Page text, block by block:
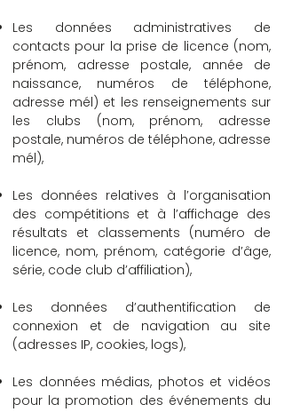
Les données administratives de
contacts pour la prise de licence (nom,
prénom, adresse postale, année de
naissance, numéros de téléphone,
adresse mél) et les renseignements sur
les clubs (nom, prénom, adresse
postale, numéros de téléphone, adresse
mél),
Les données relatives à l’organisation
des compétitions et à l’affichage des
résultats et classements (numéro de
licence, nom, prénom, catégorie d’âge,
série, code club d’affiliation),
Les données d’authentification de
connexion et de navigation au site
(adresses IP, cookies, logs),
Les données médias, photos et vidéos
pour la promotion des événements du